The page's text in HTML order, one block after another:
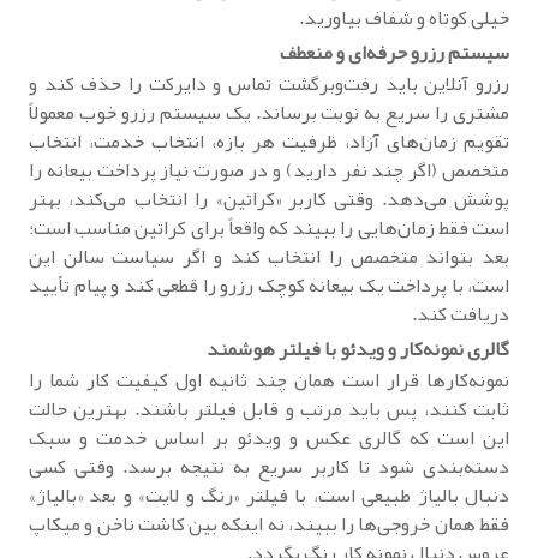
خیلی کوتاه و شفاف بیاورید.
سیستم رزرو حرفه‌ای و منعطف
رزرو آنلاین باید رفت‌وبرگشت تماس و دایرکت را حذف کند و
مشتری را سریع به نوبت برساند. یک سیستم رزرو خوب معمولاً
تقویم زمان‌های آزاد، ظرفیت هر بازه، انتخاب خدمت، انتخاب
متخصص (اگر چند نفر دارید) و در صورت نیاز پرداخت بیعانه را
پوشش می‌دهد. وقتی کاربر «کراتین» را انتخاب می‌کند، بهتر
است فقط زمان‌هایی را ببیند که واقعاً برای کراتین مناسب است؛
بعد بتواند متخصص را انتخاب کند و اگر سیاست سالن این
است، با پرداخت یک بیعانه کوچک رزرو را قطعی کند و پیام تأیید
دریافت کند.
گالری نمونه‌کار و ویدئو با فیلتر هوشمند
نمونه‌کارها قرار است همان چند ثانیه اول کیفیت کار شما را
ثابت کنند، پس باید مرتب و قابل فیلتر باشند. بهترین حالت
این است که گالری عکس و ویدئو بر اساس خدمت و سبک
دسته‌بندی شود تا کاربر سریع به نتیجه برسد. وقتی کسی
دنبال بالیاژ طبیعی است، با فیلتر «رنگ و لایت» و بعد «بالیاژ»
فقط همان خروجی‌ها را ببیند، نه اینکه بین کاشت ناخن و میکاپ